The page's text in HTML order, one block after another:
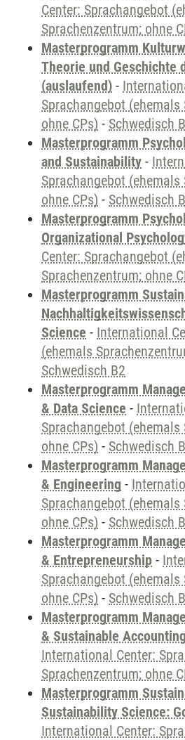
Center: Sprachangebot
Sprachenzentrum; ohne
Masterprogramm
Theorie und Geschichte
(auslaufend) -
Sprachangebot (ehemals
ohne CPs) - Schwedisch
Masterprogramm
and Sustainability -
Sprachangebot (ehemals
ohne CPs) - Schwedisch
Masterprogramm
Organizational
Center: Sprachangebot
Sprachenzentrum; ohne
Masterprogramm
Science - International
(ehemals
Schwedisch B2
Masterprogramm
& Data Science -
Sprachangebot (ehemals
ohne CPs) - Schwedisch
Masterprogramm
& Engineering -
Sprachangebot (ehemals
ohne CPs) - Schwedisch
Masterprogramm
& Entrepreneurship -
Sprachangebot (ehemals
ohne CPs) - Schwedisch
Masterprogramm
& Sustainable
International Center:
Sprachenzentrum; ohne
Masterprogramm
Sustainability Science:
International Center: